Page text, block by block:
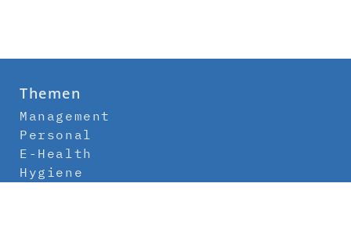
Themen
Management
Personal
E-Health
Hygiene